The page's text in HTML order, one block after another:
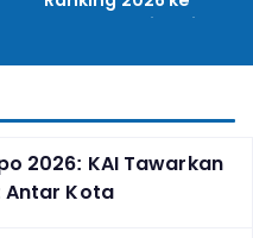
Perguruan Tinggi
2026: KAI Tawarkan
Antar Kota